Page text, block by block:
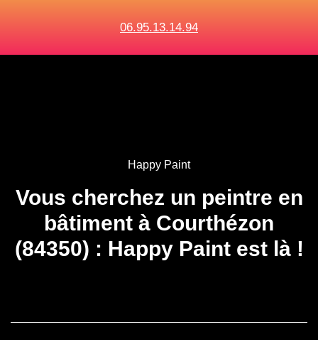
06.95.13.14.94
Happy Paint
Vous cherchez un peintre en
bâtiment à Courthézon
(84350) : Happy Paint est là !